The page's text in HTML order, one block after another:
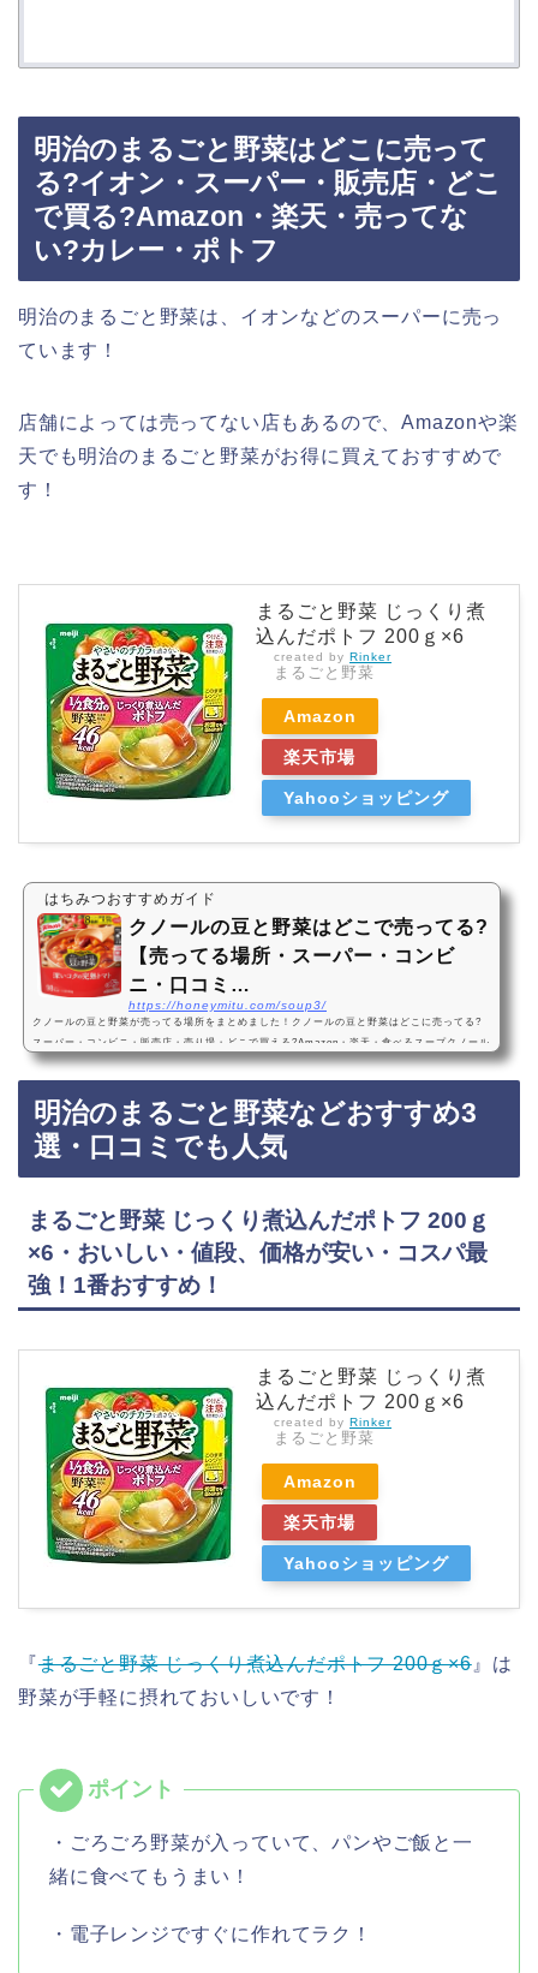
明治のまるごと野菜はどこに売って
る?イオン・スーパー・販売店・どこ
で買る?Amazon・楽天・売ってな
い?カレー・ポトフ
明治のまるごと野菜は、イオンなどのスーパーに売っ
ています！
店舗によっては売ってない店もあるので、Amazonや楽
天でも明治のまるごと野菜がお得に買えておすすめで
す！
まるごと野菜 じっくり煮
込んだポトフ 200ｇ×6
created by Rinker
まるごと野菜
Amazon
楽天市場
Yahooショッピング
はちみつおすすめガイド
クノールの豆と野菜はどこで売ってる?
【売ってる場所・スーパー・コンビ
ニ・口コミ…
https://honeymitu.com/soup3/
クノールの豆と野菜が売ってる場所をまとめました！クノールの豆と野菜はどこに売ってる?
スーパー・コンビニ・販売店・売り場・どこで買える?Amazon・楽天・食べるスープクノール
の豆と野菜は、スーパーやコンビニに売っています！店舗によっては売ってない店もあるの
で、Amazonや楽天でもクノールの豆と野菜がお得に買えておすすめです！クノールの豆と野
菜などおすすめ3選・口コミでも人気味の素 クノール ポタージュで食べる豆と野菜 深いコク
の完熟トマト 160g ×7個・おいしい・値段、価格が安い・コスパ最強！1番おすすめ！『味
の…
明治のまるごと野菜などおすすめ3
選・口コミでも人気
まるごと野菜 じっくり煮込んだポトフ 200ｇ
×6・おいしい・値段、価格が安い・コスパ最
強！1番おすすめ！
まるごと野菜 じっくり煮
込んだポトフ 200ｇ×6
created by Rinker
まるごと野菜
Amazon
楽天市場
Yahooショッピング
『まるごと野菜 じっくり煮込んだポトフ 200ｇ×6』は
野菜が手軽に摂れておいしいです！
・ごろごろ野菜が入っていて、パンやご飯と一
緒に食べてもうまい！
・電子レンジですぐに作れてラク！